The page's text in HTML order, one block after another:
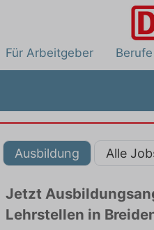
Für Arbeitgeber Berufe
Ausbildung Alle
Jetzt
Lehrstellen in